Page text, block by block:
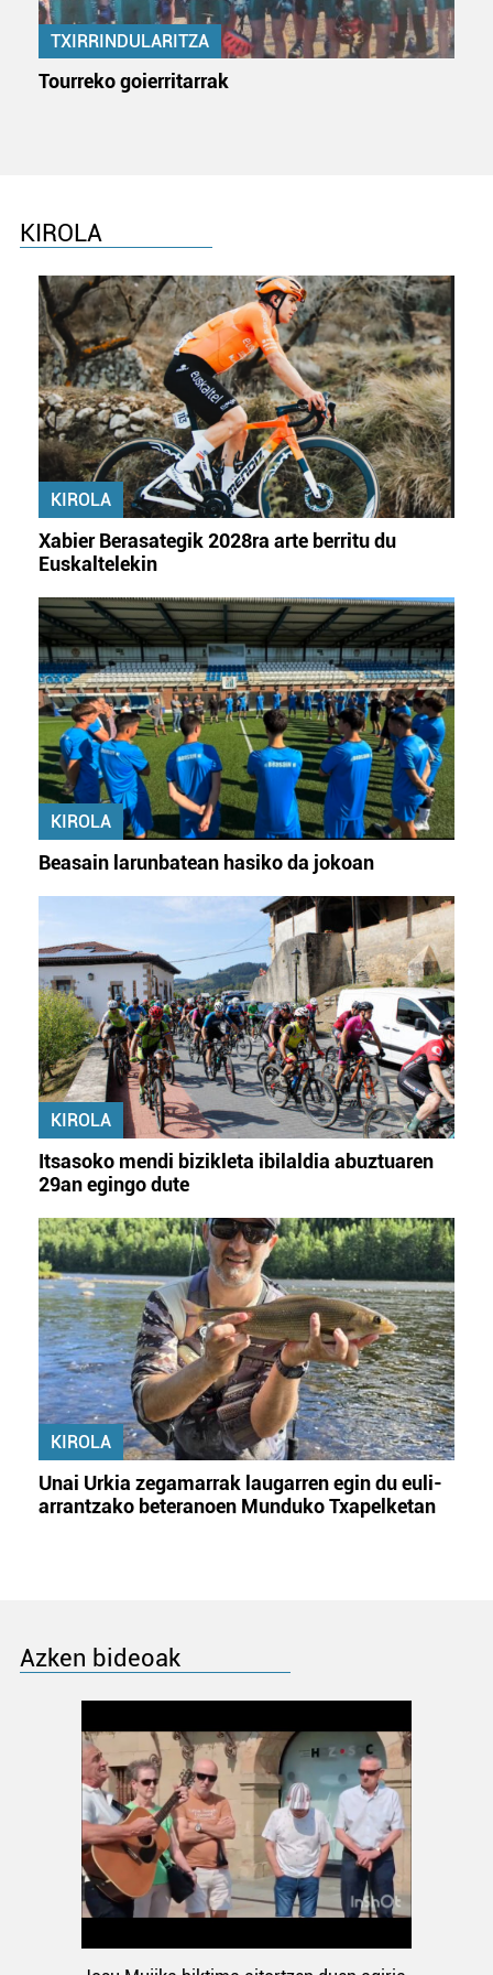
TXIRRINDULARITZA
Tourreko goierritarrak
KIROLA
KIROLA
Xabier Berasategik 2028ra arte berritu du
Euskaltelekin
KIROLA
Beasain larunbatean hasiko da jokoan
KIROLA
Itsasoko mendi bizikleta ibilaldia abuztuaren
29an egingo dute
KIROLA
Unai Urkia zegamarrak laugarren egin du euli-
arrantzako beteranoen Munduko Txapelketan
Azken bideoak